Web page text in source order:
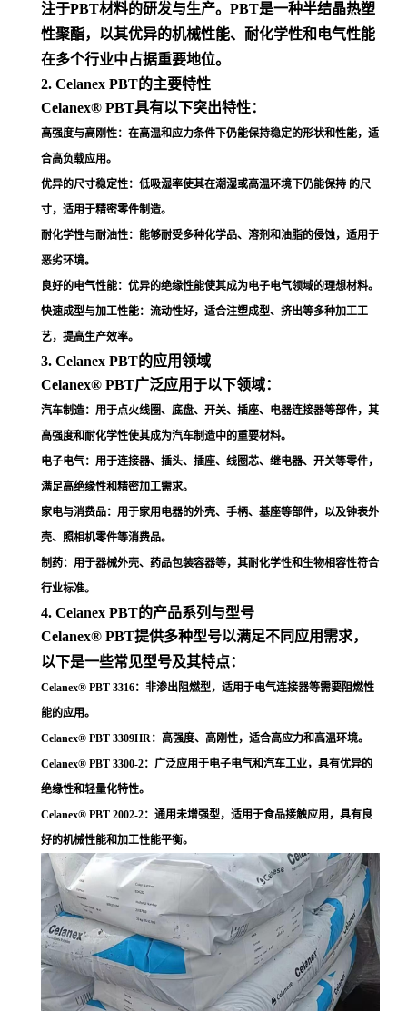
注于PBT材料的研发与生产。PBT是一种半结晶热塑
性聚酯，以其优异的机械性能、耐化学性和电气性能
在多个行业中占据重要地位。
2. Celanex PBT的主要特性
Celanex® PBT具有以下突出特性：
高强度与高刚性：在高温和应力条件下仍能保持稳定的形状和性能，适
合高负载应用。
优异的尺寸稳定性：低吸湿率使其在潮湿或高温环境下仍能保持 的尺
寸，适用于精密零件制造。
耐化学性与耐油性：能够耐受多种化学品、溶剂和油脂的侵蚀，适用于
恶劣环境。
良好的电气性能：优异的绝缘性能使其成为电子电气领域的理想材料。
快速成型与加工性能：流动性好，适合注塑成型、挤出等多种加工工
艺，提高生产效率。
3. Celanex PBT的应用领域
Celanex® PBT广泛应用于以下领域：
汽车制造：用于点火线圈、底盘、开关、插座、电器连接器等部件，其
高强度和耐化学性使其成为汽车制造中的重要材料。
电子电气：用于连接器、插头、插座、线圈芯、继电器、开关等零件，
满足高绝缘性和精密加工需求。
家电与消费品：用于家用电器的外壳、手柄、基座等部件，以及钟表外
壳、照相机零件等消费品。
制药：用于器械外壳、药品包装容器等，其耐化学性和生物相容性符合
行业标准。
4. Celanex PBT的产品系列与型号
Celanex® PBT提供多种型号以满足不同应用需求，
以下是一些常见型号及其特点：
Celanex® PBT 3316：非渗出阻燃型，适用于电气连接器等需要阻燃性
能的应用。
Celanex® PBT 3309HR：高强度、高刚性，适合高应力和高温环境。
Celanex® PBT 3300-2：广泛应用于电子电气和汽车工业，具有优异的
绝缘性和轻量化特性。
Celanex® PBT 2002-2：通用未增强型，适用于食品接触应用，具有良
好的机械性能和加工性能平衡。